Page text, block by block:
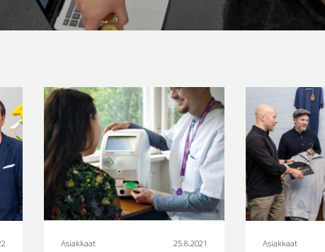
Asiakkaat 25.8.2021 Asiakkaat